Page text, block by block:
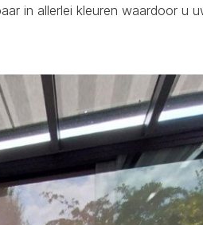
in allerlei kleuren waardoor u